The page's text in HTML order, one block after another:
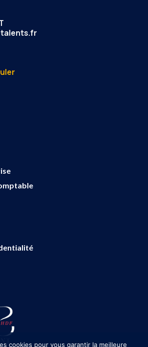
cookies pour vous garantir la meilleure